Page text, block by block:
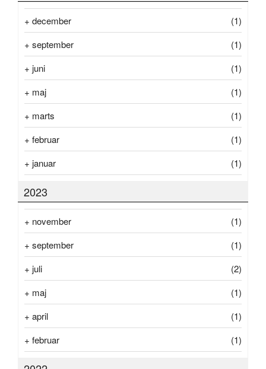
+ december
(1)
+ september
(1)
+ juni
(1)
+ maj
(1)
+ marts
(1)
+ februar
(1)
+ januar (1)
2023
+ november
(1)
+ september
(1)
+ juli
(2)
+ maj
(1)
+ april
(1)
+ februar (1)